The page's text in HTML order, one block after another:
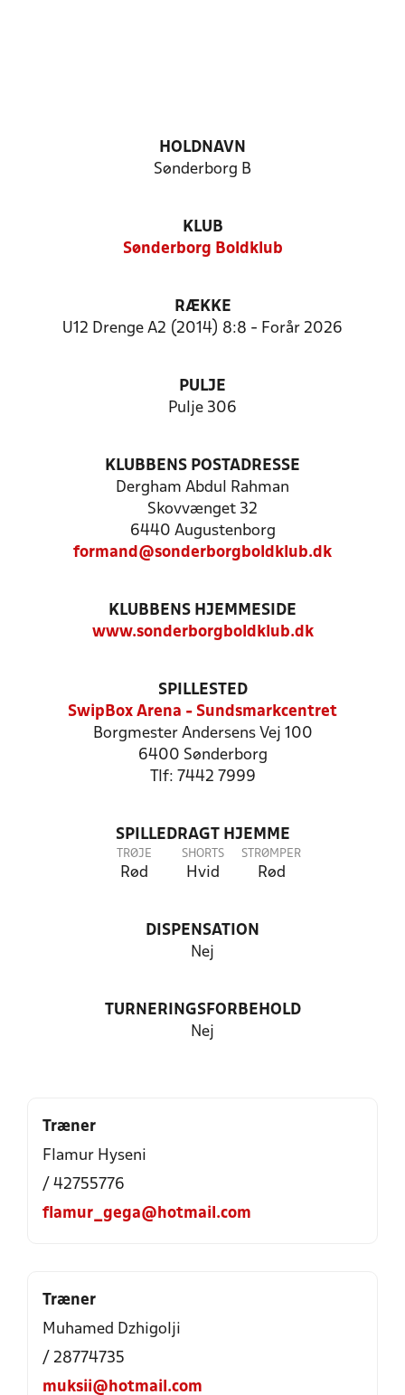
HOLDNAVN
Sønderborg B
KLUB
Sønderborg Boldklub
RÆKKE
U12 Drenge A2 (2014) 8:8 - Forår 2026
PULJE
Pulje 306
KLUBBENS POSTADRESSE
Dergham Abdul Rahman
Skovvænget 32
6440 Augustenborg
formand@sonderborgboldklub.dk
KLUBBENS HJEMMESIDE
www.sonderborgboldklub.dk
SPILLESTED
SwipBox Arena - Sundsmarkcentret
Borgmester Andersens Vej 100
6400 Sønderborg
Tlf: 7442 7999
SPILLEDRAGT HJEMME
TRØJE
Rød
SHORTS
Hvid
STRØMPER
Rød
DISPENSATION
Nej
TURNERINGSFORBEHOLD
Nej
Træner
Flamur Hyseni
/ 42755776
flamur_gega@hotmail.com
Træner
Muhamed Dzhigolji
/ 28774735
muksii@hotmail.com